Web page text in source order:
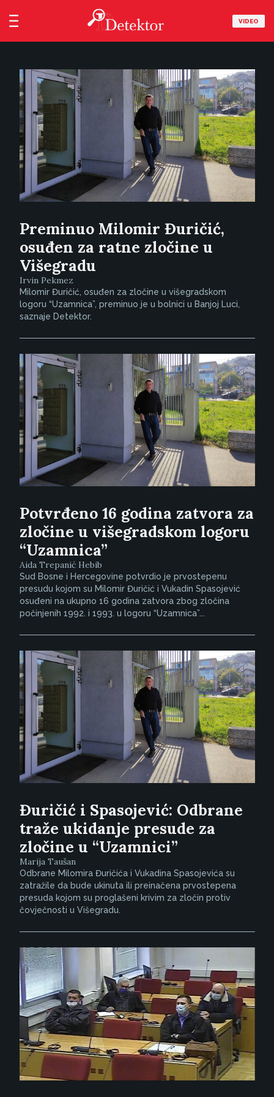
VIDEO
Preminuo Milomir Đuričić,
osuđen za ratne zločine u
Višegradu
Irvin Pekmez
Milomir Đuričić, osuđen za zločine u višegradskom
logoru “Uzamnica”, preminuo je u bolnici u Banjoj Luci,
saznaje Detektor.
Potvrđeno 16 godina zatvora za
zločine u višegradskom logoru
“Uzamnica”
Aida Trepanić Hebib
Sud Bosne i Hercegovine potvrdio je prvostepenu
presudu kojom su Milomir Đuričić i Vukadin Spasojević
osuđeni na ukupno 16 godina zatvora zbog zločina
počinjenih 1992. i 1993. u logoru “Uzamnica”...
Đuričić i Spasojević: Odbrane
traže ukidanje presude za
zločine u “Uzamnici”
Marija Taušan
Odbrane Milomira Đuričića i Vukadina Spasojevića su
zatražile da bude ukinuta ili preinačena prvostepena
presuda kojom su proglašeni krivim za zločin protiv
čovječnosti u Višegradu.